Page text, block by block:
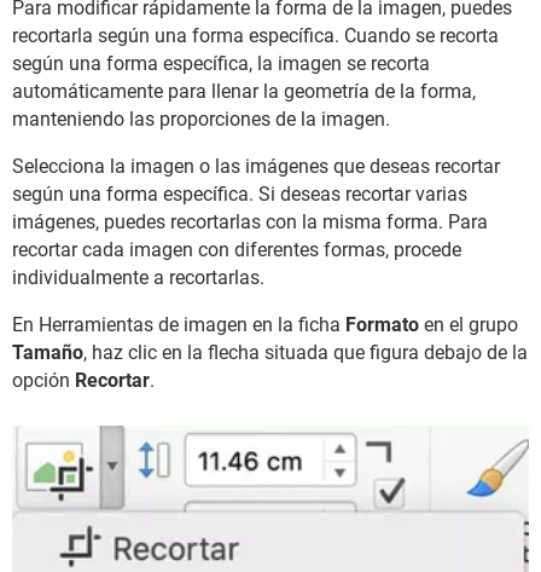
Para modificar rápidamente la forma de la imagen, puedes
recortarla según una forma específica. Cuando se recorta
según una forma específica, la imagen se recorta
automáticamente para llenar la geometría de la forma,
manteniendo las proporciones de la imagen.
Selecciona la imagen o las imágenes que deseas recortar
según una forma específica. Si deseas recortar varias
imágenes, puedes recortarlas con la misma forma. Para
recortar cada imagen con diferentes formas, procede
individualmente a recortarlas.
En Herramientas de imagen en la ficha Formato en el grupo
Tamaño, haz clic en la flecha situada que figura debajo de la
opción Recortar.